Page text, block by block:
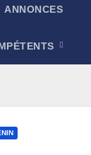
ANNONCES